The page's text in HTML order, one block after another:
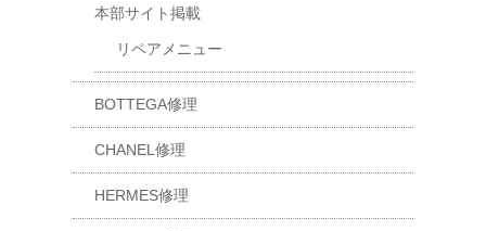
本部サイト掲載
リペアメニュー
BOTTEGA修理
CHANEL修理
HERMES修理